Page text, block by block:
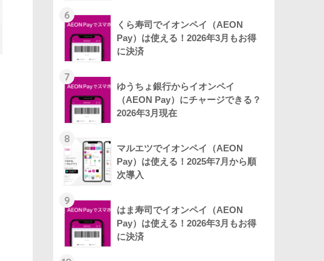
6
くら寿司でイオンペイ（AEON
Pay）は使える！2026年3月もお得
に決済
7
​​ゆうちょ銀行からイオンペイ
（AEON Pay）にチャージできる？
2026年3月現在
8
マルエツでイオンペイ（AEON
Pay）は使える！2025年7月から順
次導入
9
はま寿司でイオンペイ（AEON
Pay）は使える！2026年3月もお得
に決済